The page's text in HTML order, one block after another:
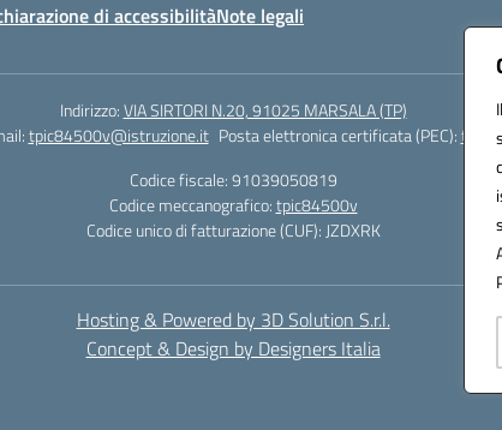
di accessibilitàNote legali
Indirizzo:VIA SIRTORI N.20, 91025 MARSALA (TP)
tpic84500v@istruzione.it Posta elettronica certificata (PEC):
Codice fiscale: 91039050819
Codice meccanografico:tpic84500v
Codice unico di fatturazione (CUF): JZDXRK
Hosting & Powered by 3D Solution S.r.l.
Concept & Design by Designers Italia